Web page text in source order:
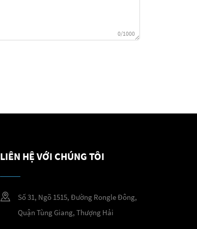
0/1000
LIÊN HỆ VỚI CHÚNG TÔI
Số 31, Ngõ 1515, Đường Rongle Đông,
Quận Tùng Giang, Thượng Hải